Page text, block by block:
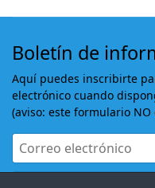
Boletín de
Aquí puedes inscribirte
electrónico cuando
(aviso: este formulario